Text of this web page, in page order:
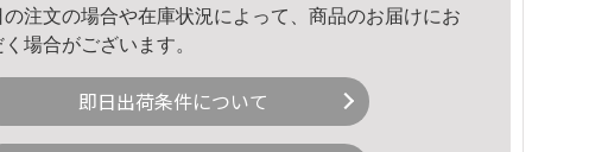
注文の場合や在庫状況によって、商品のお届けにお
場合がございます。
即日出荷条件について